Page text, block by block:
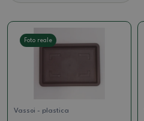
Foto reale
Vassoi - plastica